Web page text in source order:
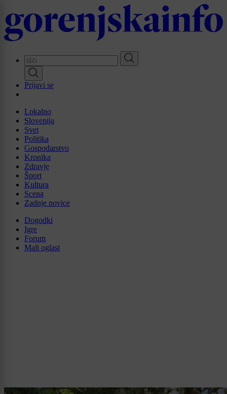
to
main
content
Prijavi se
Lokalno
Slovenija
Svet
Politika
Gospodarstvo
Kronika
Zdravje
Šport
Kultura
Scena
Zadnje novice
Dogodki
Igre
Forum
Mali oglasi